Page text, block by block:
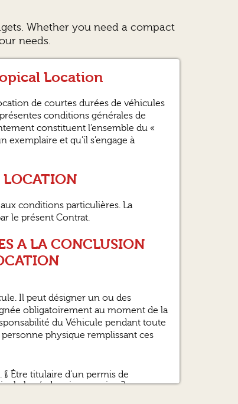
Whether you need a compact
needs.
Location
de courtes durées de véhicules
conditions générales de
constituent l’ensemble du «
et qu’il s’engage à
LOCATION
conditions particulières. La
le présent Contrat.
A LA CONCLUSION
Il peut désigner un ou des
obligatoirement au moment de la
du Véhicule pendant toute
physique remplissant ces
Être titulaire d’un permis de
loué, depuis au moins 2 ans ou